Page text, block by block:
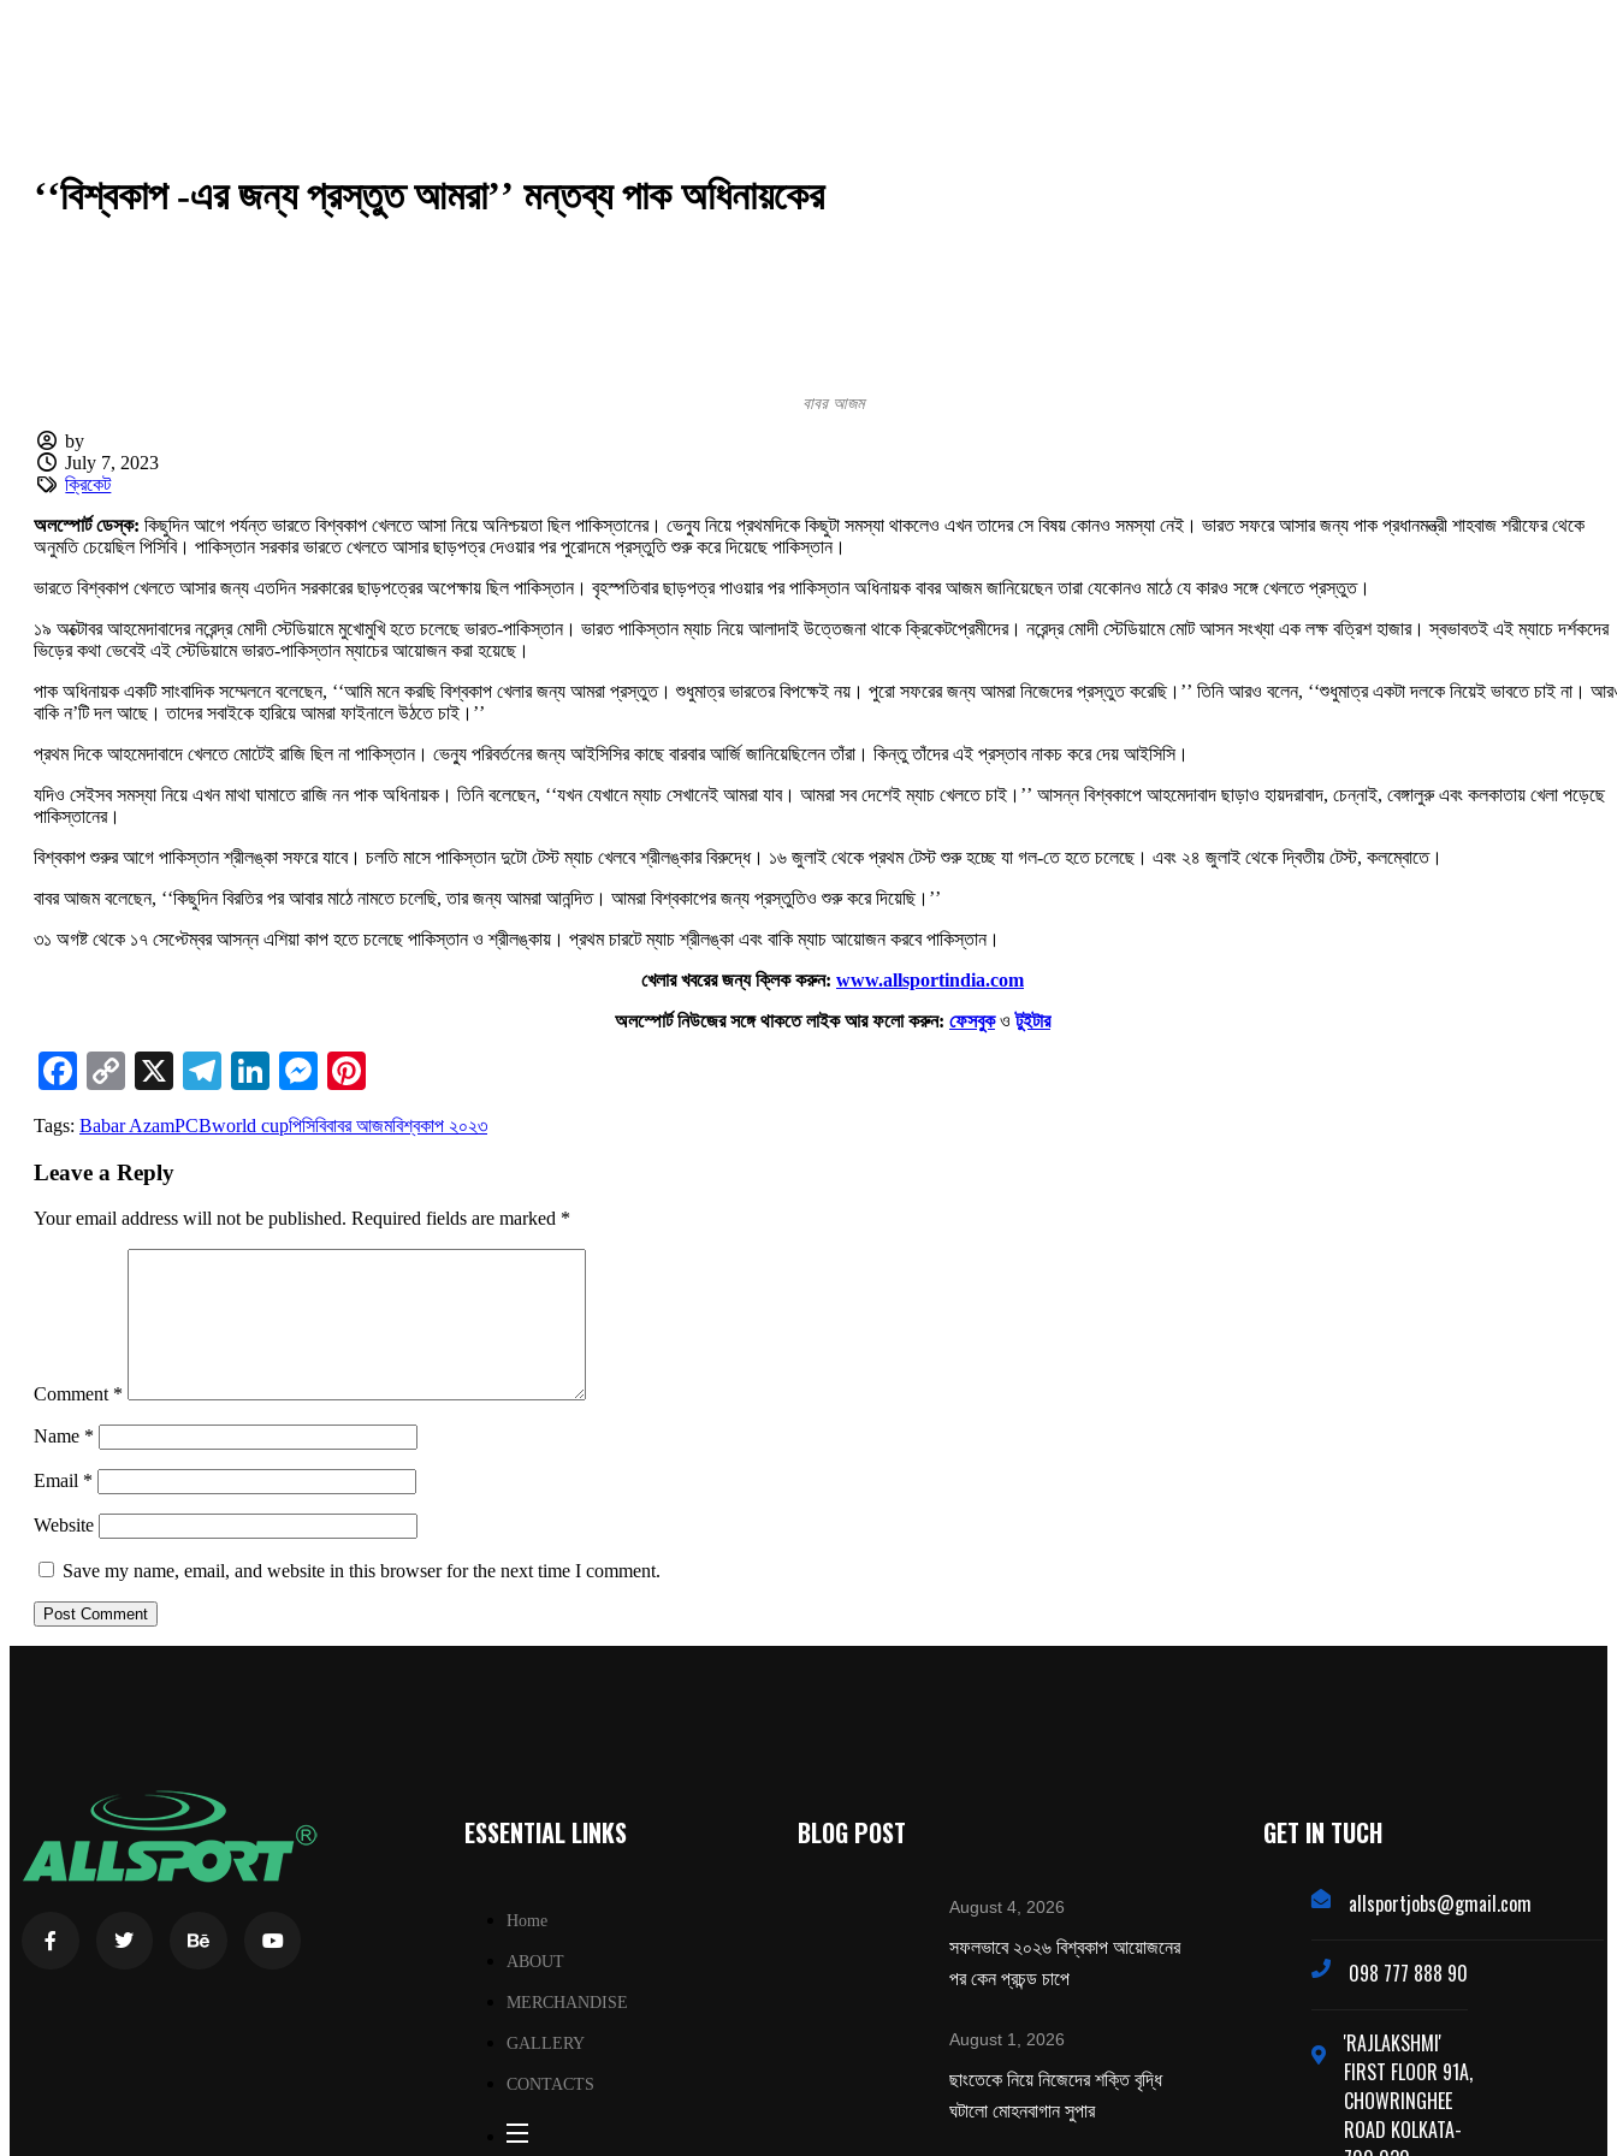
‘‘বিশ্বকাপ -এর জন্য প্রস্তুত আমরা’’ মন্তব্য পাক অধিনায়কের
বাবর আজম
by
July 7, 2023
ক্রিকেট
অলস্পোর্ট ডেস্ক: কিছুদিন আগে পর্যন্ত ভারতে বিশ্বকাপ খেলতে আসা নিয়ে অনিশ্চয়তা ছিল পাকিস্তানের। ভেন্যু নিয়ে প্রথমদিকে কিছুটা সমস্যা থাকলেও এখন তাদের সে বিষয় কোনও সমস্যা নেই। ভারত সফরে আসার জন্য পাক প্রধানমন্ত্রী শাহবাজ শরীফের থেকে
অনুমতি চেয়েছিল পিসিবি। পাকিস্তান সরকার ভারতে খেলতে আসার ছাড়পত্র দেওয়ার পর পুরোদমে প্রস্তুতি শুরু করে দিয়েছে পাকিস্তান।
ভারতে বিশ্বকাপ খেলতে আসার জন্য এতদিন সরকারের ছাড়পত্রের অপেক্ষায় ছিল পাকিস্তান। বৃহস্পতিবার ছাড়পত্র পাওয়ার পর পাকিস্তান অধিনায়ক বাবর আজম জানিয়েছেন তারা যেকোনও মাঠে যে কারও সঙ্গে খেলতে প্রস্তুত।
১৯ অক্টোবর আহমেদাবাদের নরেন্দ্র মোদী স্টেডিয়ামে মুখোমুখি হতে চলেছে ভারত-পাকিস্তান। ভারত পাকিস্তান ম্যাচ নিয়ে আলাদাই উত্তেজনা থাকে ক্রিকেটপ্রেমীদের। নরেন্দ্র মোদী স্টেডিয়ামে মোট আসন সংখ্যা এক লক্ষ বত্রিশ হাজার। স্বভাবতই এই ম্যাচে দর্শকদের
ভিড়ের কথা ভেবেই এই স্টেডিয়ামে ভারত-পাকিস্তান ম্যাচের আয়োজন করা হয়েছে।
পাক অধিনায়ক একটি সাংবাদিক সম্মেলনে বলেছেন, ‘‘আমি মনে করছি বিশ্বকাপ খেলার জন্য আমরা প্রস্তুত। শুধুমাত্র ভারতের বিপক্ষেই নয়। পুরো সফরের জন্য আমরা নিজেদের প্রস্তুত করেছি।’’ তিনি আরও বলেন, ‘‘শুধুমাত্র একটা দলকে নিয়েই ভাবতে চাই না।
বাকি ন’টি দল আছে। তাদের সবাইকে হারিয়ে আমরা ফাইনালে উঠতে চাই।’’
প্রথম দিকে আহমেদাবাদে খেলতে মোটেই রাজি ছিল না পাকিস্তান। ভেন্যু পরিবর্তনের জন্য আইসিসির কাছে বারবার আর্জি জানিয়েছিলেন তাঁরা। কিন্তু তাঁদের এই প্রস্তাব নাকচ করে দেয় আইসিসি।
যদিও সেইসব সমস্যা নিয়ে এখন মাথা ঘামাতে রাজি নন পাক অধিনায়ক। তিনি বলেছেন, ‘‘যখন যেখানে ম্যাচ সেখানেই আমরা যাব। আমরা সব দেশেই ম্যাচ খেলতে চাই।’’ আসন্ন বিশ্বকাপে আহমেদাবাদ ছাড়াও হায়দরাবাদ, চেন্নাই, বেঙ্গালুরু এবং কলকাতায় খেলা পড়েছে
পাকিস্তানের।
বিশ্বকাপ শুরুর আগে পাকিস্তান শ্রীলঙ্কা সফরে যাবে। চলতি মাসে পাকিস্তান দুটো টেস্ট ম্যাচ খেলবে শ্রীলঙ্কার বিরুদ্ধে। ১৬ জুলাই থেকে প্রথম টেস্ট শুরু হচ্ছে যা গল-তে হতে চলেছে। এবং ২৪ জুলাই থেকে দ্বিতীয় টেস্ট, কলম্বোতে।
বাবর আজম বলেছেন, ‘‘কিছুদিন বিরতির পর আবার মাঠে নামতে চলেছি, তার জন্য আমরা আনন্দিত। আমরা বিশ্বকাপের জন্য প্রস্তুতিও শুরু করে দিয়েছি।’’
৩১ অগষ্ট থেকে ১৭ সেপ্টেম্বর আসন্ন এশিয়া কাপ হতে চলেছে পাকিস্তান ও শ্রীলঙ্কায়। প্রথম চারটে ম্যাচ শ্রীলঙ্কা এবং বাকি ম্যাচ আয়োজন করবে পাকিস্তান।
খেলার খবরের জন্য ক্লিক করুন: www.allsportindia.com
অলস্পোর্ট নিউজের সঙ্গে থাকতে লাইক আর ফলো করুন: ফেসবুকওটুইটার
Facebook
Copy
Link
X Telegram
LinkedIn
Messenger
Tags: Babar AzamPCBworld cupপিসিবিবাবর আজমবিশ্বকাপ ২০২৩
Leave a Reply
Your email address will not be published. Required fields are marked *
Comment *
Name *
Email *
Website
Save my name, email, and website in this browser for the next time I comment.
ESSENTIAL LINKS
Home
ABOUT
MERCHANDISE
GALLERY
CONTACTS
BLOG POST
August 4, 2026
সফলভাবে ২০২৬ বিশ্বকাপ আয়োজনের
পর কেন প্রচন্ড চাপে
August 1, 2026
ছাংতেকে নিয়ে নিজেদের শক্তি বৃদ্ধি
ঘটালো মোহনবাগান সুপার
GET IN TUCH
allsportjobs@gmail.com
098 777 888 90
'RAJLAKSHMI'
FIRST FLOOR 91A,
CHOWRINGHEE
ROAD KOLKATA-